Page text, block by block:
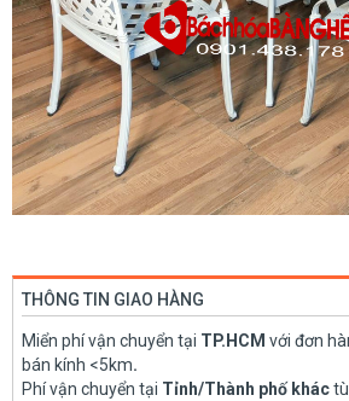
THÔNG TIN GIAO HÀNG
Miển phí vận chuyển tại TP.HCM với đơn
bán kính <5km.
Phí vận chuyển tại Tỉnh/Thành phố khác